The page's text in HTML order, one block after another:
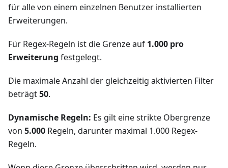
für alle von einem einzelnen Benutzer installierten
Erweiterungen.
Für Regex-Regeln ist die Grenze auf 1.000 pro
Erweiterung festgelegt.
Die maximale Anzahl der gleichzeitig aktivierten Filter
beträgt50.
Dynamische Regeln: Es gilt eine strikte Obergrenze
von 5.000 Regeln, darunter maximal 1.000 Regex-
Regeln.